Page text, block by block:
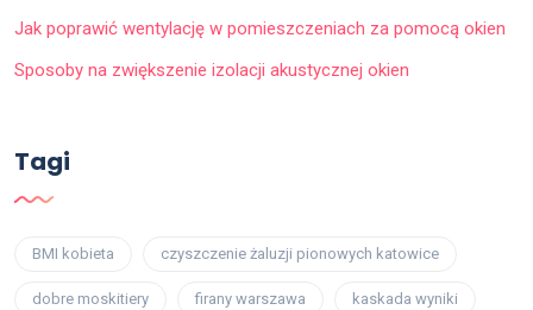
Jak poprawić wentylację w pomieszczeniach za pomocą okien
Sposoby na zwiększenie izolacji akustycznej okien
Tagi
BMI kobieta czyszczenie żaluzji pionowych katowice
dobre moskitiery firany warszawa kaskada wyniki